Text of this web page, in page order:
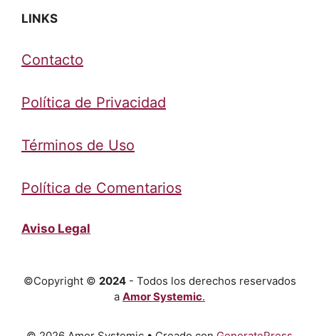
LINKS
Contacto
Política de Privacidad
Términos de Uso
Política de Comentarios
Aviso Legal
©Copyright © 2024- Todos los derechos reservados
a Amor Systemic.